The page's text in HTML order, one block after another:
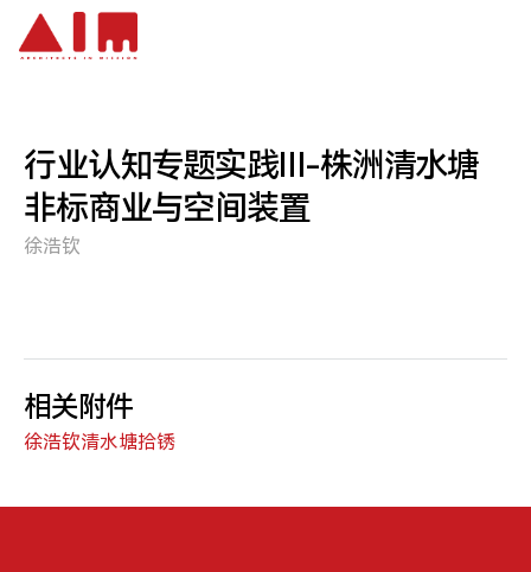
跳到主要内容
行业认知专题实践Ⅲ-株洲清水塘
非标商业与空间装置
徐浩钦
相关附件
徐浩钦清水塘拾锈